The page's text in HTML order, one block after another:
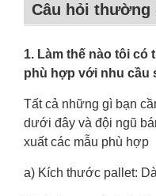
Câu hỏi thường
1. Làm thế nào tôi có
phù hợp với nhu cầu
Tất cả những gì bạn
dưới đây và đội ngũ
xuất các mẫu phù hợp
a) Kích thước pallet: